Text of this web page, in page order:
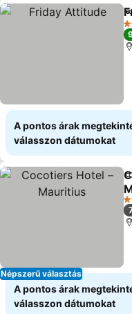
3
A pontos árak
válasszon dátumokat
Népszerű választás
2
A pontos árak
válasszon dátumokat